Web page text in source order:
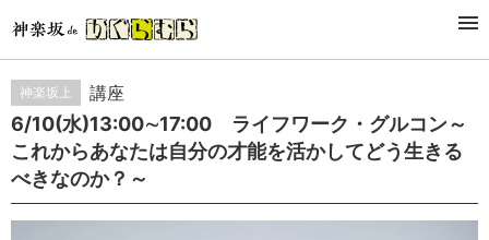
STUDY&LESSON 講座・稽古
神楽坂上 講座
6/10(水)13:00∼17:00 ライフワーク・グルコン～
これからあなたは自分の才能を活かしてどう生きる
べきなのか？～